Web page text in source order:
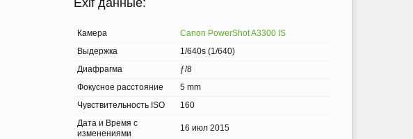
Exif данные:
Камера
Canon PowerShot A3300 IS
Выдержка
1/640s (1/640)
Диафрагма
ƒ/8
Фокусное расстояние
5 mm
Чувствительность ISO
160
Дата и Время с
изменениями
16 июл 2015